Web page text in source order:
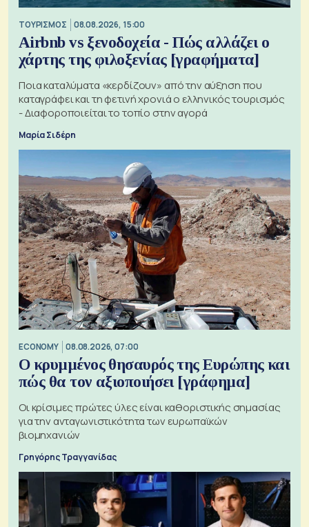
ΤΟΥΡΙΣΜΟΣ 08.08.2026, 15:00
Airbnb vs ξενοδοχεία - Πώς αλλάζει ο
χάρτης της φιλοξενίας [γραφήματα]
Ποια καταλύματα «κερδίζουν» από την αύξηση που
καταγράφει και τη φετινή χρονιά ο ελληνικός τουρισμός
- Διαφοροποιείται το τοπίο στην αγορά
Μαρία Σιδέρη
ECONOMY 08.08.2026, 07:00
Ο κρυμμένος θησαυρός της Ευρώπης και
πώς θα τον αξιοποιήσει [γράφημα]
Οι κρίσιμες πρώτες ύλες είναι καθοριστικής σημασίας
για την ανταγωνιστικότητα των ευρωπαϊκών
βιομηχανιών
Γρηγόρης Τραγγανίδας